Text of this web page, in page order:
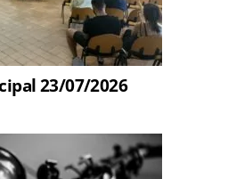
23/07/2026